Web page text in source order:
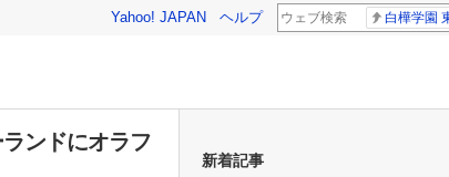
Yahoo! JAPAN ヘルプ
ンドにオラフ
新着記事